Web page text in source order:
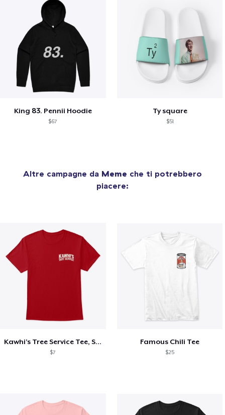
King 83. Pennii Hoodie
$67
Ty square
$51
Altre campagne da Meme che ti potrebbero
piacere:
Kawhi’s Tree Service Tee, Shirts, Mug
$7
Famous Chili Tee
$25